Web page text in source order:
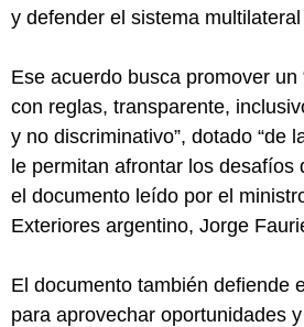
y defender el sistema multilateral
Ese acuerdo busca promover un
con reglas, transparente,
y no discriminativo”, dotado “de
le permitan afrontar los desafíos
el documento leído por el
Exteriores argentino, Jorge
El documento también defiende
para aprovechar oportunidades